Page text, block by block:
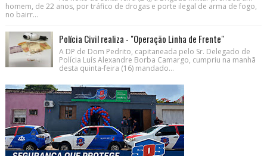
homem, de 22 anos, por tráfico de drogas e porte ilegal de arma de fogo,
no bairr...
Polícia Civil realiza - "Operação Linha de Frente"
A DP de Dom Pedrito, capitaneada pelo Sr. Delegado de
Polícia Luís Alexandre Borba Camargo, cumpriu na manhã
desta quinta-feira (16) mandado...